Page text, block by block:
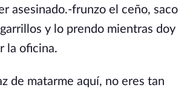
asesinado.-frunzo el ceño, saco
y lo prendo mientras doy
la oficina.
de matarme aquí, no eres tan